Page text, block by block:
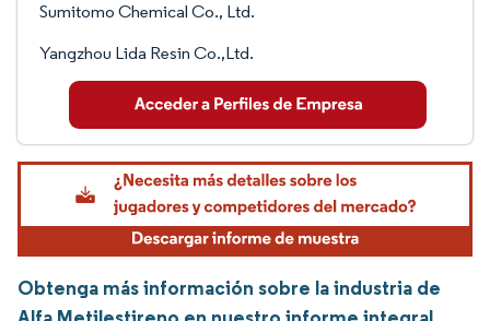
Sumitomo Chemical Co., Ltd.
Yangzhou Lida Resin Co.,Ltd.
Obtenga más información sobre la industria de